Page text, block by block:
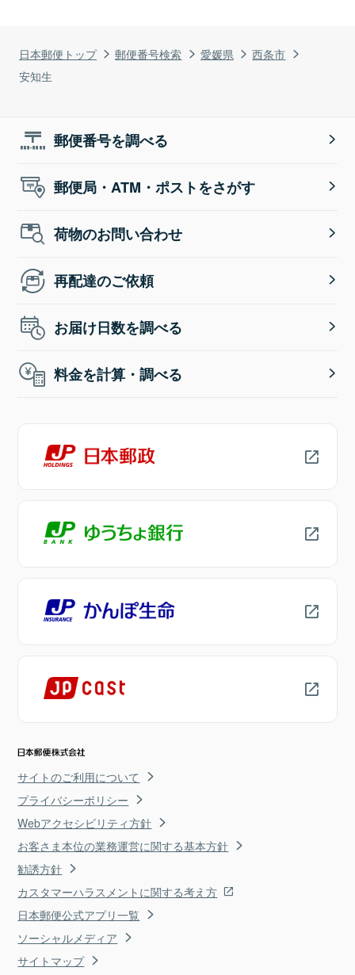
日本郵便トップ 郵便番号検索 愛媛県
西条市
安知生
郵便番号を調べる
郵便局・ATM・ポストをさがす
荷物のお問い合わせ
再配達のご依頼
お届け日数を調べる
料金を計算・調べる
サイトのご利用について
プライバシーポリシー
Webアクセシビリティ方針
お客さま本位の業務運営に関する基本方針
勧誘方針
カスタマーハラスメントに関する考え方
日本郵便公式アプリ一覧
ソーシャルメディア
サイトマップ